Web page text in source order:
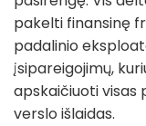
pakelti finansinę
padalinio
įsipareigojimų,
apskaičiuoti visas
verslo išlaidas.